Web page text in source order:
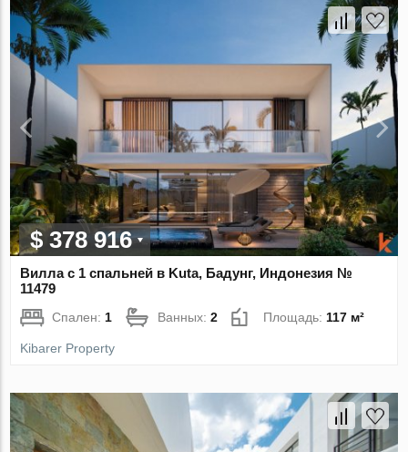
$ 378 916
Вилла с 1 спальней в Kuta, Бадунг, Индонезия №
11479
Спален: 1 Ванных:2 Площадь: 117 м²
Kibarer Property